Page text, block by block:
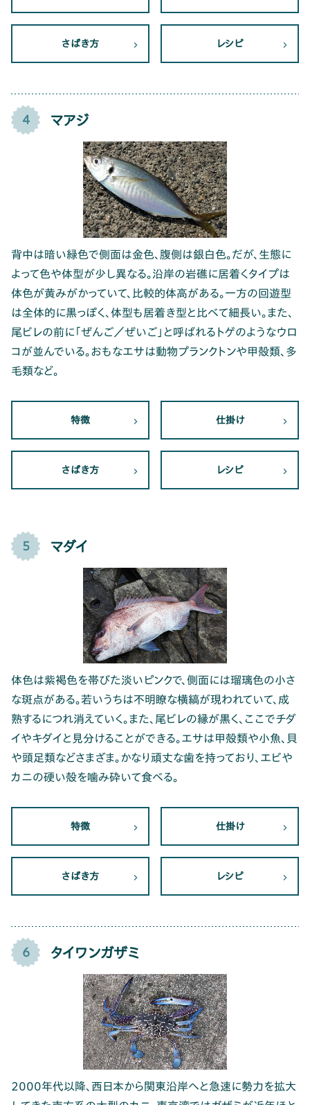
さばき方 レシピ
4 マアジ
背中は暗い緑色で側面は金色、腹側は銀白色。だが、生態に
よって色や体型が少し異なる。沿岸の岩礁に居着くタイプは
体色が黄みがかっていて、比較的体高がある。一方の回遊型
は全体的に黒っぽく、体型も居着き型と比べて細長い。また、
尾ビレの前に「ぜんご／ぜいご」と呼ばれるトゲのようなウロ
コが並んでいる。おもなエサは動物プランクトンや甲殻類、多
毛類など。
特徴 仕掛け
さばき方 レシピ
5 マダイ
体色は紫褐色を帯びた淡いピンクで、側面には瑠璃色の小さ
な斑点がある。若いうちは不明瞭な横縞が現われていて、成
熟するにつれ消えていく。また、尾ビレの縁が黒く、ここでチダ
イやキダイと見分けることができる。エサは甲殻類や小魚、貝
や頭足類などさまざま。かなり頑丈な歯を持っており、エビや
カニの硬い殻を噛み砕いて食べる。
特徴 仕掛け
さばき方 レシピ
6 タイワンガザミ
2000年代以降、西日本から関東沿岸へと急速に勢力を拡大